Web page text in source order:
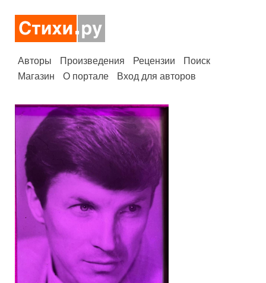
Авторы Произведения Рецензии
Поиск
Магазин
О портале Вход для авторов